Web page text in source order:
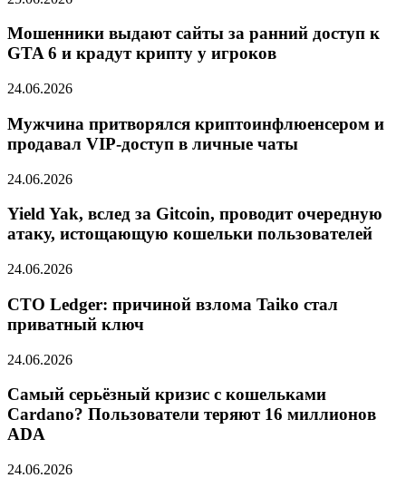
Мошенники выдают сайты за ранний доступ к
GTA 6 и крадут крипту у игроков
24.06.2026
Мужчина притворялся криптоинфлюенсером и
продавал VIP-доступ в личные чаты
24.06.2026
Yield Yak, вслед за Gitcoin, проводит очередную
атаку, истощающую кошельки пользователей
24.06.2026
CTO Ledger: причиной взлома Taiko стал
приватный ключ
24.06.2026
Самый серьёзный кризис с кошельками
Cardano? Пользователи теряют 16 миллионов
ADA
24.06.2026